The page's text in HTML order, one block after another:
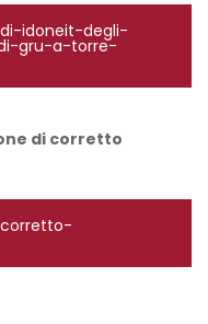
idoneit-degli-
gru-a-torre-
di corretto
corretto-